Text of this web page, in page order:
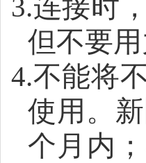
3.连接时
但不要
4.不能将
使用。
个月内